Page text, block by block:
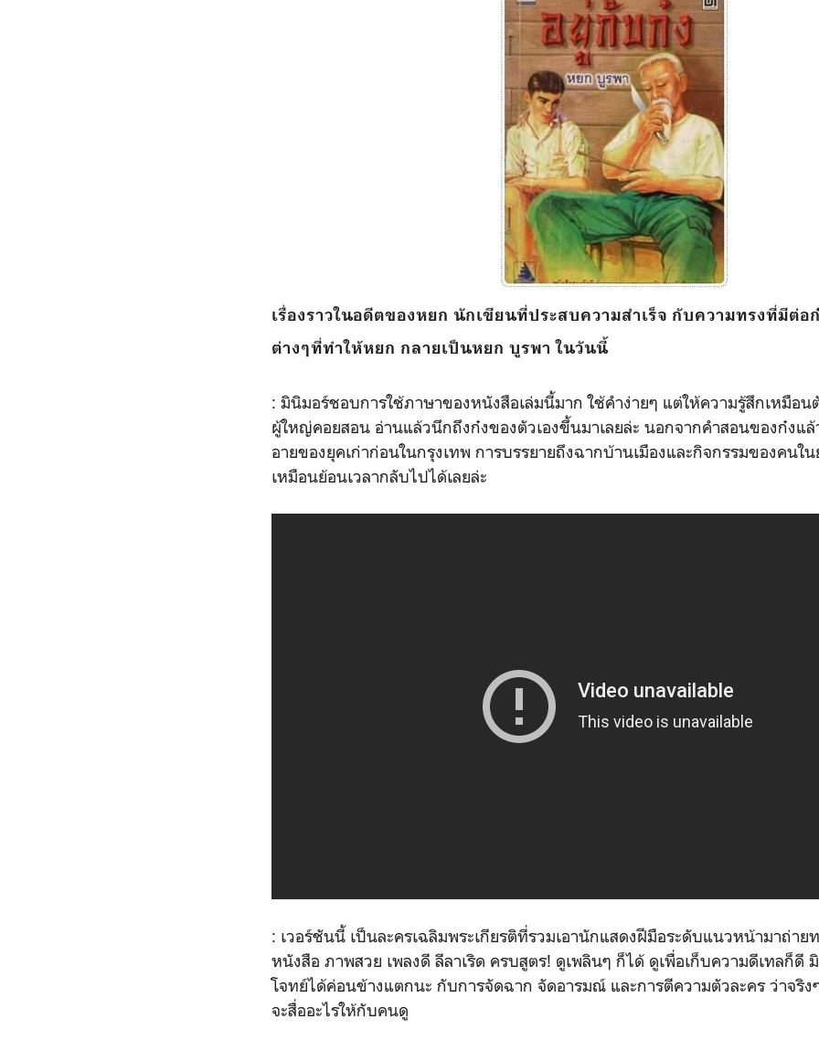
เรื่องราวในอดีตของหยก นักเขียนที่ประสบความสำเร็จ กับความทรงที่มีต่อ
ต่างๆที่ทำให้หยก กลายเป็นหยก บูรพา ในวันนี้
: มินิมอร์ชอบการใช้ภาษาของหนังสือเล่มนี้มาก ใช้คำง่ายๆ แต่ให้ความรู้สึกเหมือน
ผู้ใหญ่คอยสอน อ่านแล้วนึกถึงก๋งของตัวเองขึ้นมาเลยล่ะ นอกจากคำสอนของก๋งแล้
อายของยุคเก่าก่อนในกรุงเทพ การบรรยายถึงฉากบ้านเมืองและกิจกรรมของคนใ
เหมือนย้อนเวลากลับไปได้เลยล่ะ
: เวอร์ชันนี้ เป็นละครเฉลิมพระเกียรติที่รวมเอานักแสดงฝีมือระดับแนวหน้ามาถ่ายท
หนังสือ ภาพสวย เพลงดี ลีลาเริด ครบสูตร! ดูเพลินๆ ก็ได้ ดูเพื่อเก็บความดีเทลก็ดี
โจทย์ได้ค่อนข้างแตกนะ กับการจัดฉาก จัดอารมณ์ และการตีความตัวละคร ว่าจริง
จะสื่ออะไรให้กับคนดู